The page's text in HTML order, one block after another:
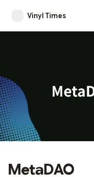
Vinyl Times
MetaDAO